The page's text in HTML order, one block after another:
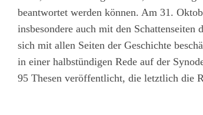
beantwortet werden können. Am 31.
insbesondere auch mit den
sich mit allen Seiten der Geschichte
in einer halbstündigen Rede auf der
95 Thesen veröffentlicht, die letztlich die